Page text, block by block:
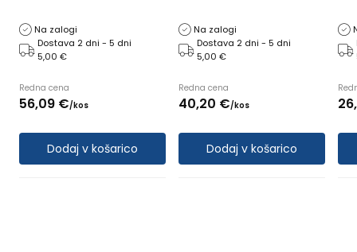
Na zalogi
Dostava 2 dni - 5 dni
5,00 €
Redna cena
56,09 €/ kos
Dodaj v košarico
Na zalogi
Dostava 2 dni - 5 dni
5,00 €
Redna cena
40,20 €/ kos
Dodaj v košarico
26,